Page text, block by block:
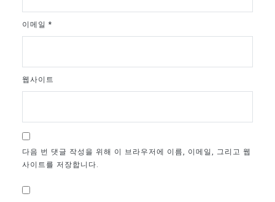
이메일 *
웹사이트
다음 번 댓글 작성을 위해 이 브라우저에 이름, 이메일, 그리고 웹
사이트를 저장합니다.